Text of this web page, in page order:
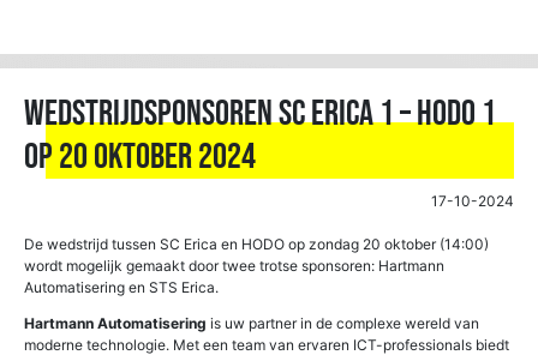
Wedstrijdsponsoren SC Erica 1 – HODO 1
op 20 oktober 2024
17-10-2024
De wedstrijd tussen SC Erica en HODO op zondag 20 oktober (14:00)
wordt mogelijk gemaakt door twee trotse sponsoren: Hartmann
Automatisering en STS Erica.
Hartmann Automatisering is uw partner in de complexe wereld van
moderne technologie. Met een team van ervaren ICT-professionals biedt